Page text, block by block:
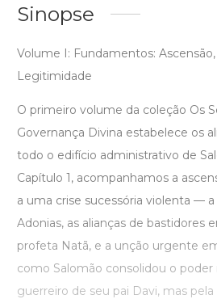
Sinopse
Volume I: Fundamentos:
Legitimidade
O primeiro volume da coleção Os
Governança Divina estabelece os
todo o edifício administrativo de
Capítulo 1, acompanhamos a
a uma crise sucessória violenta —
Adonias, as alianças de bastidores
profeta Natã, e a unção urgente
como Salomão consolidou o poder
guerreiro de seu pai Davi, mas